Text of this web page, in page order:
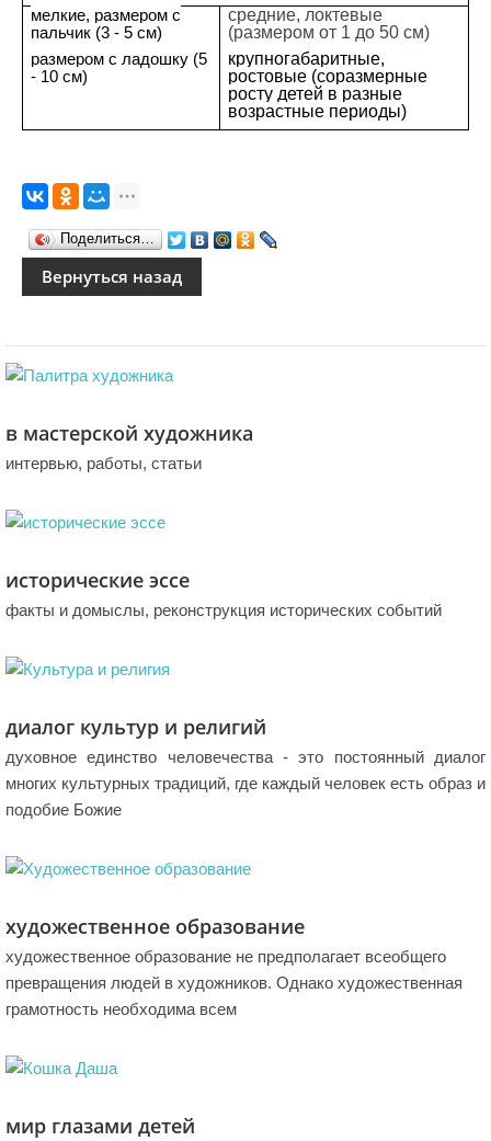
в мастерской художника
интервью, работы, статьи
исторические эссе
факты и домыслы, реконструкция исторических событий
диалог культур и религий
духовное единство человечества - это постоянный диалог
многих культурных традиций, где каждый человек есть образ и
подобие Божие
художественное образование
художественное образование не предполагает всеобщего
превращения людей в художников. Однако художественная
грамотность необходима всем
мир глазами детей
мелкие, размером с
пальчик (3 -5 см)
размером с ладошку (5
- 10 см)
средние, локтевые
(размером от 1 до 50 см)
крупногабаритные,
ростовые (соразмерные
росту детей в разные
возрастные периоды)
Поделиться…